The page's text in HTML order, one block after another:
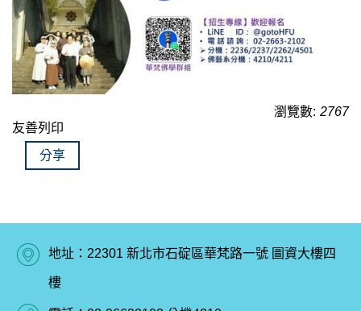
瀏覽數: 2767
友善列印
分享
地址：22301 新北市石碇區華梵路一號 圖資大樓四
樓